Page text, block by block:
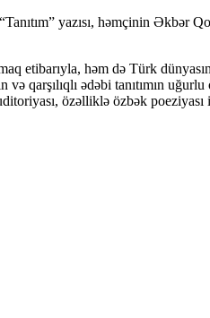
yazısı, həmçinin Əkbər
etibarıyla, həm də Türk
qarşılıqlı ədəbi tanıtımın
özəlliklə özbək